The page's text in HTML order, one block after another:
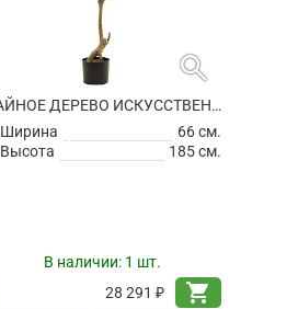
search
ЧАЙНОЕ ДЕРЕВО ИСКУССТВЕННОЕ
Ширина
66 см.
Высота
185 см.
В наличии: 1 шт.
28 291 ₽
shopping_cart